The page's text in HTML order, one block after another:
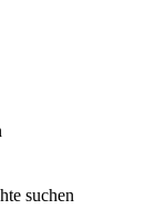
suchen